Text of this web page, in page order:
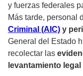
y fuerzas federales
Más tarde, personal
Criminal (AIC) y
General del Estado
recolectar las
levantamiento legal